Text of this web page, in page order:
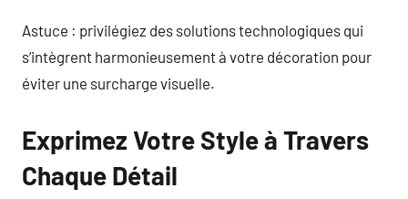
Astuce : privilégiez des solutions technologiques qui
s’intègrent harmonieusement à votre décoration pour
éviter une surcharge visuelle.
Exprimez Votre Style à Travers
Chaque Détail